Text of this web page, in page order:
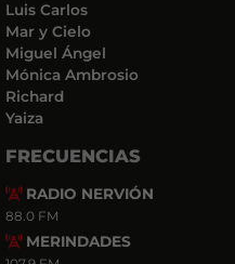
Luis Carlos
Mar y Cielo
Miguel Ángel
Mónica Ambrosio
Richard
Yaiza
FRECUENCIAS
RADIO NERVIÓN
88.0 FM
MERINDADES